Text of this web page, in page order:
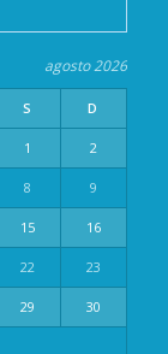
agosto 2026
S D
1 2
8 9
15 16
22 23
29 30